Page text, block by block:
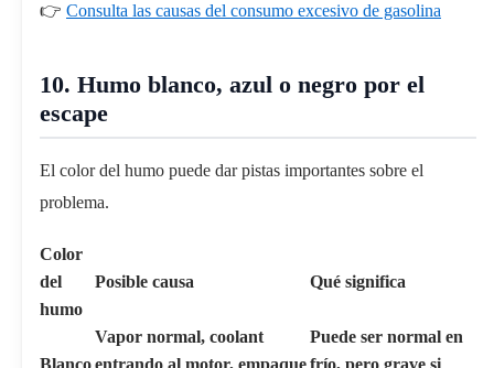
👉 Consulta las causas del consumo excesivo de gasolina
10. Humo blanco, azul o negro por el
escape
El color del humo puede dar pistas importantes sobre el
problema.
Color
del
humo
Posible causa Qué significa
Vapor normal, coolant
Puede ser normal en